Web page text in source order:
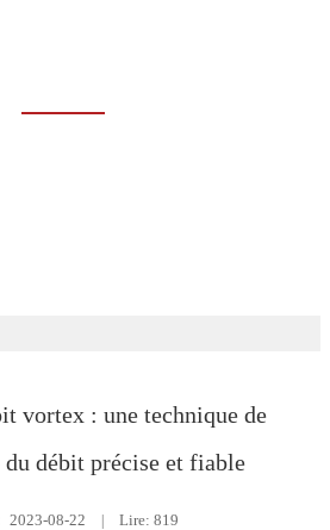
vortex : une technique de
débit précise et fiable
2023-08-22 | Lire: 819